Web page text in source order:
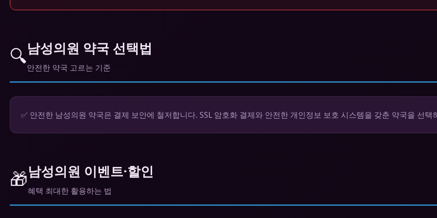
🔍남성의원 약국 선택법
안전한 약국 고르는 기준
✅ 안전한 남성의원 약국은 결제 보안에 철저합니다. SSL 암호화 결제와 안전한 개인정보 보호 시스템을 갖춘 약국을 선택
🎁남성의원 이벤트·할인
혜택 최대한 활용하는 법